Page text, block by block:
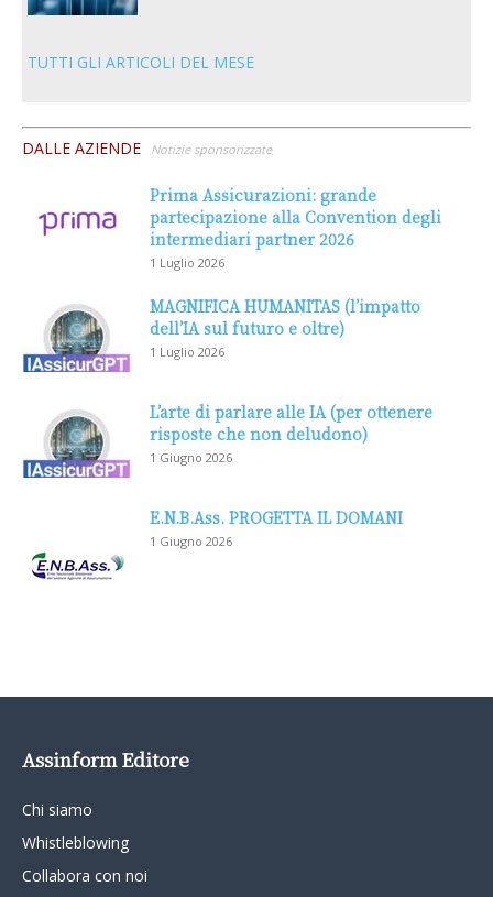
TUTTI GLI ARTICOLI DEL MESE
DALLE AZIENDE Notizie sponsorizzate
Prima Assicurazioni: grande
partecipazione alla Convention degli
intermediari partner 2026
1 Luglio 2026
MAGNIFICA HUMANITAS (l’impatto
dell’IA sul futuro e oltre)
1 Luglio 2026
L’arte di parlare alle IA (per ottenere
risposte che non deludono)
1 Giugno 2026
E.N.B.Ass. PROGETTA IL DOMANI
1 Giugno 2026
Assinform Editore
Chi siamo
Whistleblowing
Collabora con noi